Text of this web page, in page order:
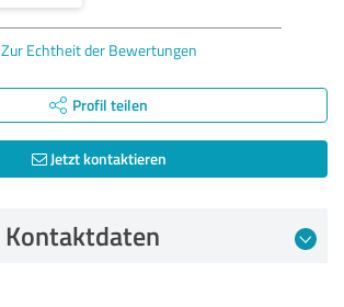
Zur Echtheit der Bewertungen
Profil teilen
Jetzt kontaktieren
Kontaktdaten